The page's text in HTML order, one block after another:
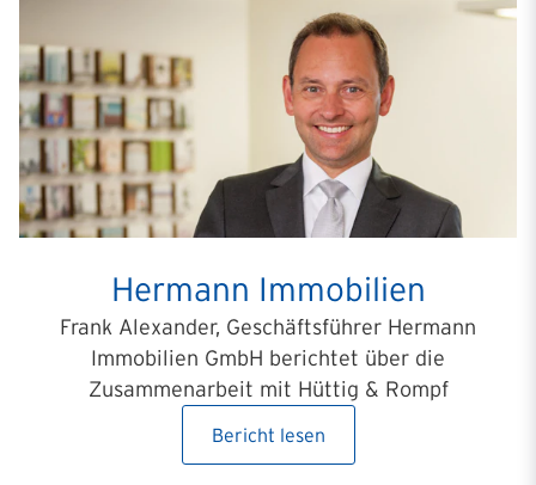
Hermann Immobilien
Frank Alexander, Geschäftsführer Hermann
Immobilien GmbH berichtet über die
Zusammenarbeit mit Hüttig & Rompf
Bericht lesen